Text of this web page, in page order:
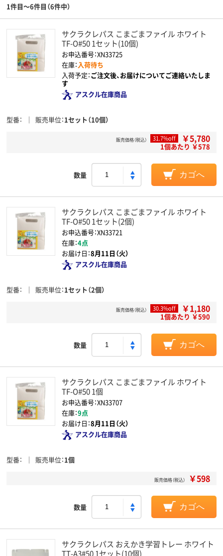
1件目～6件目（6件中）
サクラクレパス こまごまファイル ホワイト
TF-O#50 1セット(10個)
お申込番号：XN33725
在庫：入荷待ち
入荷予定：ご注文後、お届けについてご連絡いたしま
す
アスクル在庫商品
型番 販売単位 1セット（10個）
販売価格（税込） 31.7%off ￥5,780
1個あたり ￥578
数量 カゴへ
サクラクレパス こまごまファイル ホワイト
TF-O#50 1セット(2個)
お申込番号：XN33721
在庫：4点
お届け日：8月11日（火）
アスクル在庫商品
型番 販売単位 1セット（2個）
販売価格（税込） 30.3%off ￥1,180
1個あたり ￥590
数量 カゴへ
サクラクレパス こまごまファイル ホワイト
TF-O#50 1個
お申込番号：XN33707
在庫：9点
お届け日：8月11日（火）
アスクル在庫商品
型番 販売単位 1個
販売価格（税込） ￥598
数量 カゴへ
サクラクレパス おえかき学習トレー ホワイト
TT-A3#50 1セット(10個)